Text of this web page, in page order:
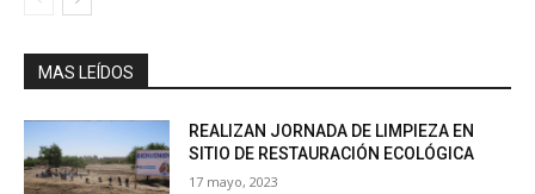
MAS LEÍDOS
REALIZAN JORNADA DE LIMPIEZA EN
SITIO DE RESTAURACIÓN ECOLÓGICA
17 mayo, 2023